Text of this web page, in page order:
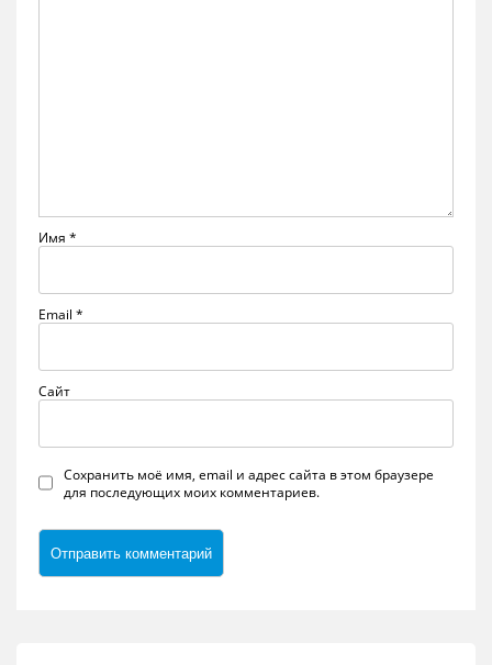
Имя *
Email *
Сайт
Сохранить моё имя, email и адрес сайта в этом браузере
для последующих моих комментариев.